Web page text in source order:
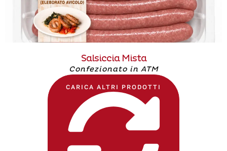
Salsiccia Mista
Confezionato in ATM
CARICA ALTRI PRODOTTI